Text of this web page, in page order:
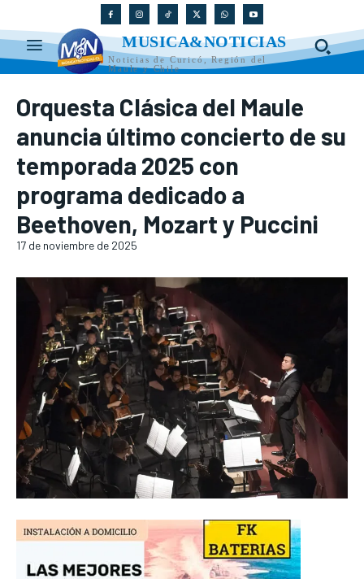
MUSICA&NOTICIAS
Noticias de Curicó, Región del
Maule y Chile
Orquesta Clásica del Maule
anuncia último concierto de su
temporada 2025 con
programa dedicado a
Beethoven, Mozart y Puccini
17 de noviembre de 2025